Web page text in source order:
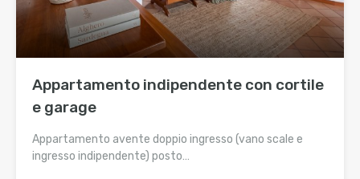
Appartamento indipendente con cortile
e garage
Appartamento avente doppio ingresso (vano scale e
ingresso indipendente) posto…